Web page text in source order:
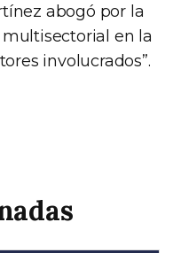
abogó por la
en la
involucrados”.